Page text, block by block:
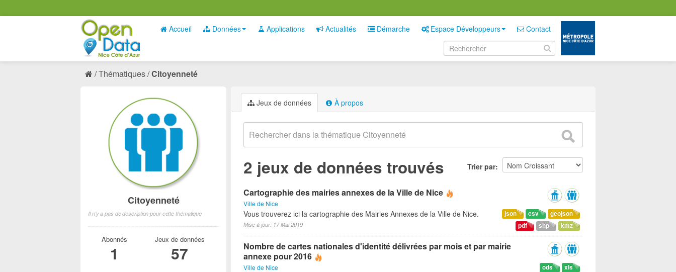
Accueil Données Applications Actualités Démarche Espace Développeurs Contact
Thématiques Citoyenneté
Jeux de données À propos
Trier par
2 jeux de données trouvés
Cartographie des mairies annexes de la Ville de Nice
Ville de Nice
geojson
csv
json
kmz
shp
pdf
Vous trouverez ici la cartographie des Mairies Annexes de la Ville de Nice.
Mise à jour: 17 Mai 2019
Nombre de cartes nationales d'identité délivrées par mois et par mairie
annexe pour 2016
Ville de Nice xls
ods
Citoyenneté
Il n'y a pas de description pour cette thématique
Abonnés
1
Jeux de données
57